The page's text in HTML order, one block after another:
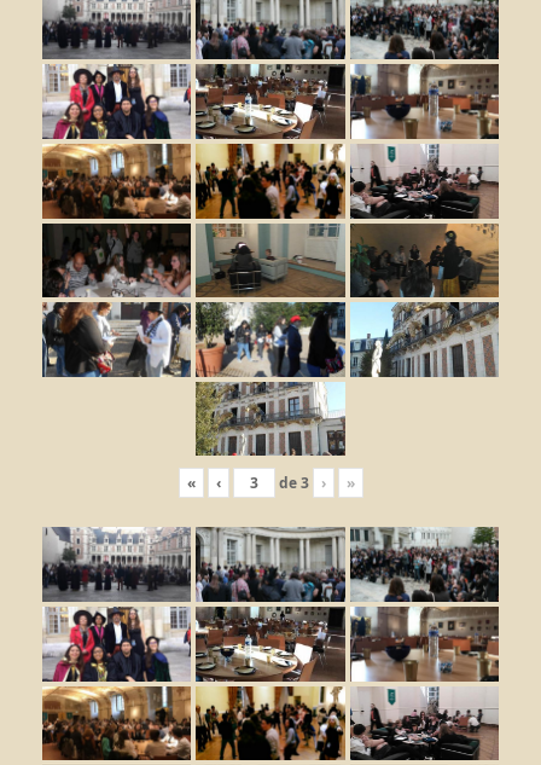
« ‹ de3 › »